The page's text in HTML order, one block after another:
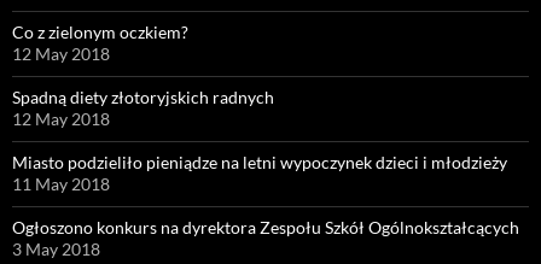
Co z zielonym oczkiem?
12 May 2018
Spadną diety złotoryjskich radnych
12 May 2018
Miasto podzieliło pieniądze na letni wypoczynek dzieci i młodzieży
11 May 2018
Ogłoszono konkurs na dyrektora Zespołu Szkół Ogólnokształcących
3 May 2018